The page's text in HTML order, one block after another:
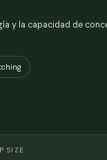
y la capacidad de
SIZE